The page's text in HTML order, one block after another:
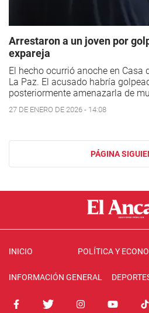
Arrestaron a un joven por
expareja
El hecho ocurrió anoche en Casa
La Paz. El acusado habría
posteriormente amenazarla de
27 DE ENERO DE 2026 - 14:08
PÁGINA
INICIO POLÍTICA Y
INFORMACIÓN GENERAL